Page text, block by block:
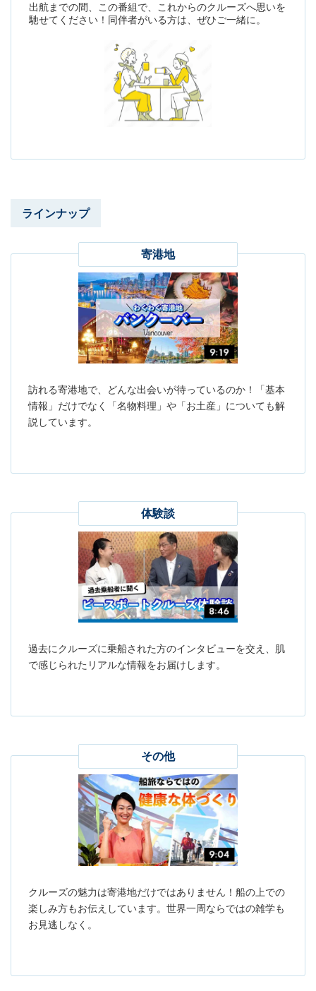
出航までの間、この番組で、これからのクルーズへ思いを
馳せてください！同伴者がいる方は、ぜひご一緒に。
ラインナップ
寄港地
訪れる寄港地で、どんな出会いが待っているのか！「基本
情報」だけでなく「名物料理」や「お土産」についても解
説しています。
体験談
過去にクルーズに乗船された方のインタビューを交え、肌
で感じられたリアルな情報をお届けします。
その他
クルーズの魅力は寄港地だけではありません！船の上での
楽しみ方もお伝えしています。世界一周ならではの雑学も
お見逃しなく。